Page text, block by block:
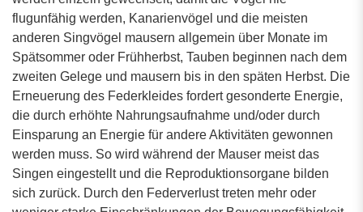
flugunfähig werden, Kanarienvögel und die meisten
anderen Singvögel mausern allgemein über Monate im
Spätsommer oder Frühherbst, Tauben beginnen nach dem
zweiten Gelege und mausern bis in den späten Herbst. Die
Erneuerung des Federkleides fordert gesonderte Energie,
die durch erhöhte Nahrungsaufnahme und/oder durch
Einsparung an Energie für andere Aktivitäten gewonnen
werden muss. So wird während der Mauser meist das
Singen eingestellt und die Reproduktionsorgane bilden
sich zurück. Durch den Federverlust treten mehr oder